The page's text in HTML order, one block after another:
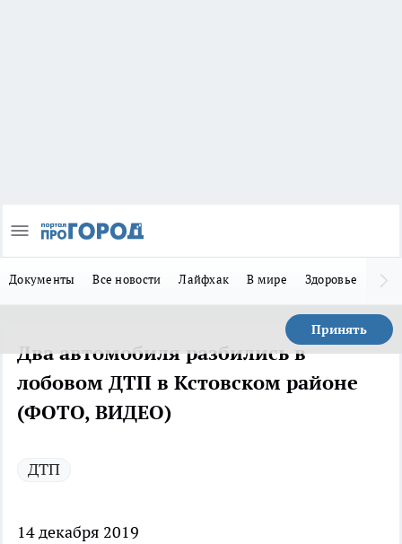
Документы Все новости Лайфхак В мире Здоровье
Принять
Два автомобиля разбились в
лобовом ДТП в Кстовском районе
(ФОТО, ВИДЕО)
ДТП
14 декабря 2019